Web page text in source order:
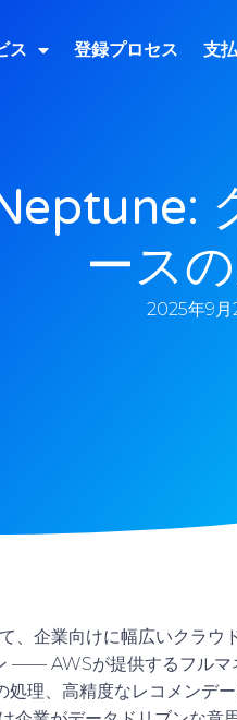
ス 登録プロセス 支
ース
2025年9月
、企業向けに幅広いクラウ
—— AWSが提供するフルマ
処理、高精度なレコメンデ